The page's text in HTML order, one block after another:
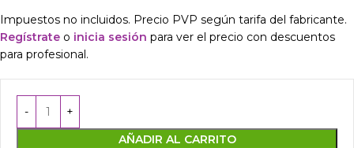
Impuestos no incluidos. Precio PVP según tarifa del fabricante.
Regístrate o inicia sesión para ver el precio con descuentos
para profesional.
AÑADIR AL CARRITO